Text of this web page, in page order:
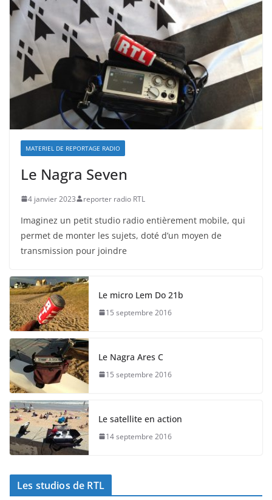
MATERIEL DE REPORTAGE RADIO
Le Nagra Seven
4 janvier 2023 reporter radio RTL
Imaginez un petit studio radio entièrement mobile, qui
permet de monter les sujets, doté d’un moyen de
transmission pour joindre
Le micro Lem Do 21b
15 septembre 2016
Le Nagra Ares C
15 septembre 2016
Le satellite en action
14 septembre 2016
Les studios de RTL